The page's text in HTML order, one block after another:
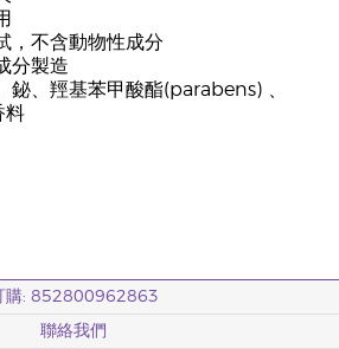
，不含動物性成分
分製造
鉍、羥基苯甲酸酯(parabens) 、
料
購: 852800962863
聯絡我們